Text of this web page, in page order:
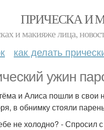
ПРИЧЕСКА И
и макияже лица,
как делать
ужин
и Алиса пошли в
в обнимку стояли
не холодно? - Спросил